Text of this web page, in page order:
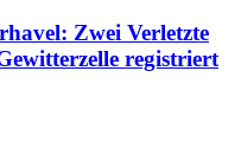
Zwei Verletzte
registriert